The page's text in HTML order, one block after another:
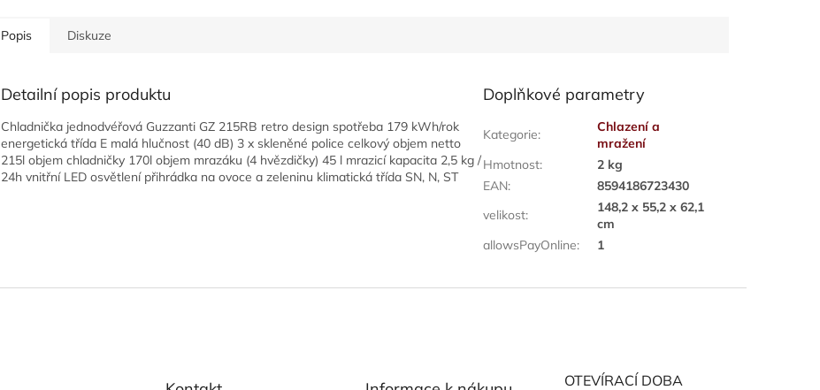
Popis Diskuze
Detailní popis produktu
Chladnička jednodvéřová Guzzanti GZ 215RB retro design spotřeba 179 kWh/rok
energetická třída E malá hlučnost (40 dB) 3 x skleněné police celkový objem netto
215l objem chladničky 170l objem mrazáku (4 hvězdičky) 45 l mrazicí kapacita 2,5 kg /
24h vnitřní LED osvětlení přihrádka na ovoce a zeleninu klimatická třída SN, N, ST
Doplňkové parametry
Kategorie:
Chlazení a
mražení
Hmotnost:
2 kg
EAN:
8594186723430
velikost:
148,2 x 55,2 x 62,1
cm
allowsPayOnline: 1
OTEVÍRACÍ DOBA